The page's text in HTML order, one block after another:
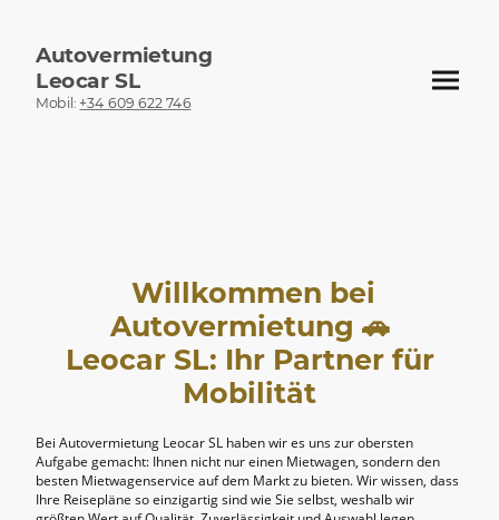
Autovermietung
Leocar SL
Mobil: +34 609 622 746
Willkommen bei
Autovermietung 🚗
Leocar SL: Ihr Partner für
Mobilität
Bei Autovermietung Leocar SL haben wir es uns zur obersten
Aufgabe gemacht: Ihnen nicht nur einen Mietwagen, sondern den
besten Mietwagenservice auf dem Markt zu bieten. Wir wissen, dass
Ihre Reisepläne so einzigartig sind wie Sie selbst, weshalb wir